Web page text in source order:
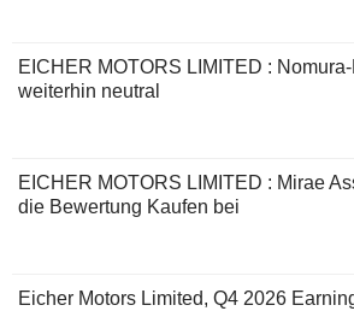
EICHER MOTORS LIMITED :
weiterhin neutral
EICHER MOTORS LIMITED : Mirae
die Bewertung Kaufen bei
Eicher Motors Limited, Q4 2026